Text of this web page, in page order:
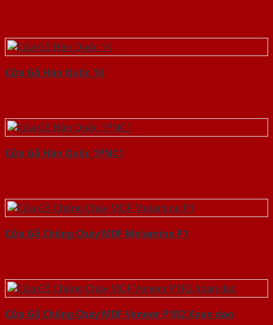
Cửa Gỗ Hàn Quốc 1K
Cửa Gỗ Hàn Quốc 1PNC1
Cửa Gỗ Chống Cháy MDF Melamine P1
Cửa Gỗ Chống Cháy MDF Veneer P1R2 Xoan dao